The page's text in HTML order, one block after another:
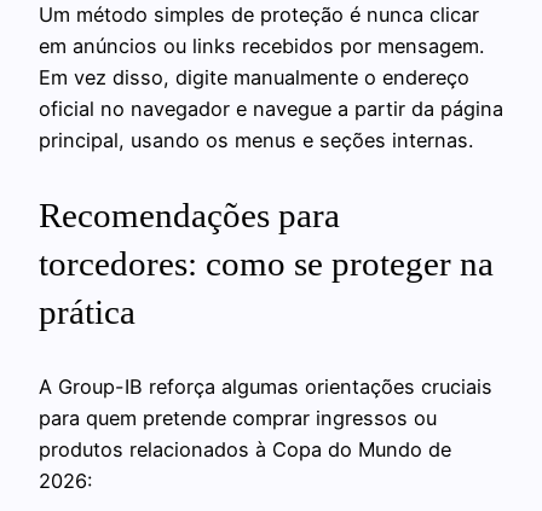
Um método simples de proteção é nunca clicar
em anúncios ou links recebidos por mensagem.
Em vez disso, digite manualmente o endereço
oficial no navegador e navegue a partir da página
principal, usando os menus e seções internas.
Recomendações para
torcedores: como se proteger na
prática
A Group-IB reforça algumas orientações cruciais
para quem pretende comprar ingressos ou
produtos relacionados à Copa do Mundo de
2026: